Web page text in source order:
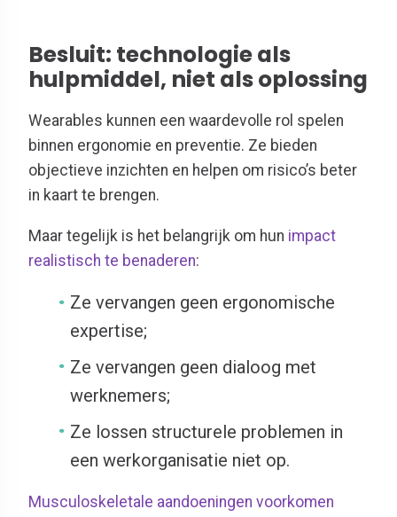
Besluit: technologie als
hulpmiddel, niet als oplossing
Wearables kunnen een waardevolle rol spelen
binnen ergonomie en preventie. Ze bieden
objectieve inzichten en helpen om risico’s beter
in kaart te brengen.
Maar tegelijk is het belangrijk om hun impact
realistisch te benaderen:
Ze vervangen geen ergonomische
expertise;
Ze vervangen geen dialoog met
werknemers;
Ze lossen structurele problemen in
een werkorganisatie niet op.
Musculoskeletale aandoeningen voorkomen